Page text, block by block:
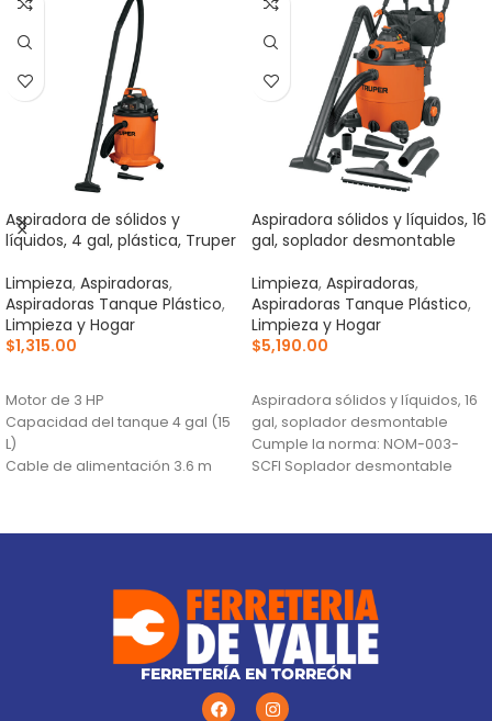
Aspiradora de sólidos y
líquidos, 4 gal, plástica, Truper
Limpieza, Aspiradoras,
Aspiradoras Tanque Plástico,
Limpieza y Hogar
$1,315.00
Motor de 3 HP
Capacidad del tanque 4 gal (15
L)
Cable de alimentación 3.6 m
Aspiradora sólidos y líquidos, 16
gal, soplador desmontable
Limpieza, Aspiradoras,
Aspiradoras Tanque Plástico,
Limpieza y Hogar
$5,190.00
Aspiradora sólidos y líquidos, 16
gal, soplador desmontable
Cumple la norma: NOM-003-
SCFI Soplador desmontable
FERRETERÍA EN TORREÓN